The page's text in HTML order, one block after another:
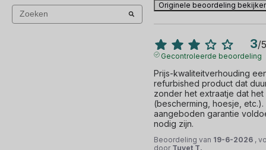
Originele beoordeling
3/5
Gecontroleerde beoordeling
Prijs-kwaliteitverhouding
refurbished product dat
zonder het extraatje dat
(bescherming, hoesje,
aangeboden garantie
nodig zijn.
Beoordeling van 19-6-2026 ,
door Tuyet T.